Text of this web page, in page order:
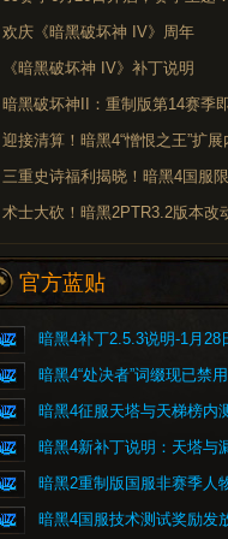
欢庆《暗黑破坏神 IV》周年
《暗黑破坏神 IV》补丁说明
官方蓝贴
暗黑4补丁2.5.3说明-1月28
暗黑4新补丁说明：天塔与